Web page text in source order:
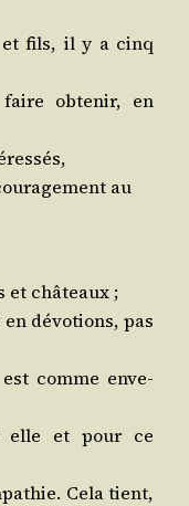
et fils, il y a cinq
obte­nir, en
au
et châteaux ;
dévo­tions, pas
comme enve­
elle et pour ce
Cela tient,